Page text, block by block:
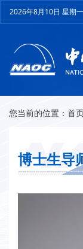
2026年8月10日 星期一
您当前的位置： 首
博士生导